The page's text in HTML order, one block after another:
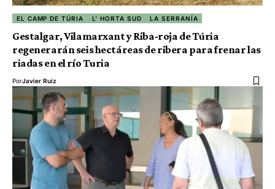
EL CAMP DE TÚRIA L' HORTA SUD LA SERRANÍA
Gestalgar, Vilamarxant y Riba-roja de Túria
regenerarán seis hectáreas de ribera para frenar las
riadas en el río Turia
PorJavier Ruiz